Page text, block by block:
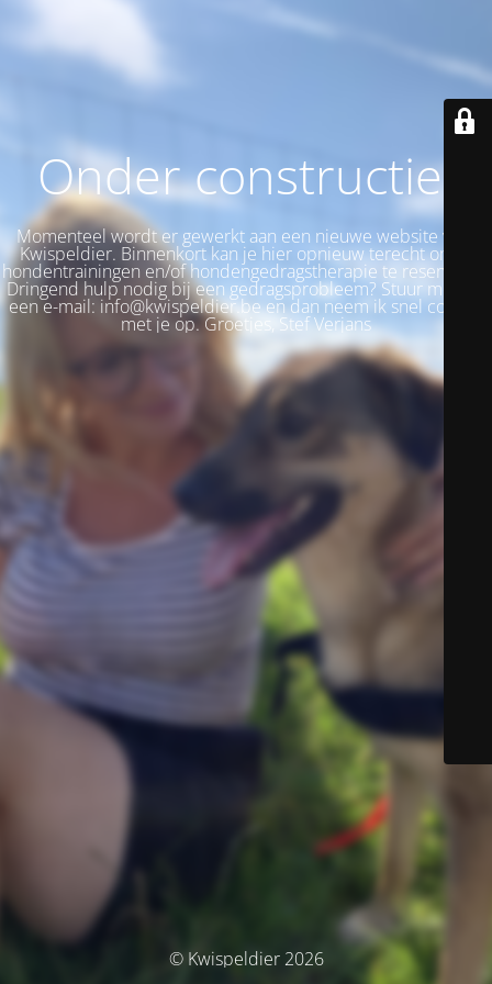
Onder constructie!
Momenteel wordt er gewerkt aan een nieuwe website voor
Kwispeldier. Binnenkort kan je hier opnieuw terecht om je
hondentrainingen en/of hondengedragstherapie te reserveren.
Dringend hulp nodig bij een gedragsprobleem? Stuur me dan
een e-mail: info@kwispeldier.be en dan neem ik snel contact
met je op. Groetjes, Stef Verjans
© Kwispeldier 2026